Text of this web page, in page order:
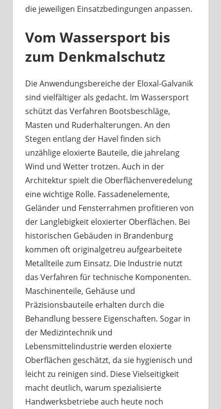
die jeweiligen Einsatzbedingungen anpassen.
Vom Wassersport bis
zum Denkmalschutz
Die Anwendungsbereiche der Eloxal-Galvanik
sind vielfältiger als gedacht. Im Wassersport
schützt das Verfahren Bootsbeschläge,
Masten und Ruderhalterungen. An den
Stegen entlang der Havel finden sich
unzählige eloxierte Bauteile, die jahrelang
Wind und Wetter trotzen. Auch in der
Architektur spielt die Oberflächenveredelung
eine wichtige Rolle. Fassadenelemente,
Geländer und Fensterrahmen profitieren von
der Langlebigkeit eloxierter Oberflächen. Bei
historischen Gebäuden in Brandenburg
kommen oft originalgetreu aufgearbeitete
Metallteile zum Einsatz. Die Industrie nutzt
das Verfahren für technische Komponenten.
Maschinenteile, Gehäuse und
Präzisionsbauteile erhalten durch die
Behandlung bessere Eigenschaften. Sogar in
der Medizintechnik und
Lebensmittelindustrie werden eloxierte
Oberflächen geschätzt, da sie hygienisch und
leicht zu reinigen sind. Diese Vielseitigkeit
macht deutlich, warum spezialisierte
Handwerksbetriebe auch heute noch